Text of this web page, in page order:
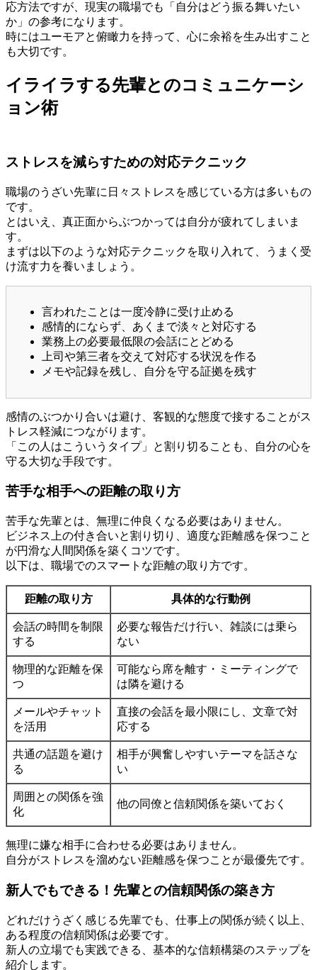
応方法ですが、現実の職場でも「自分はどう振る舞いたい
か」の参考になります。
時にはユーモアと俯瞰力を持って、心に余裕を生み出すこと
も大切です。
イライラする先輩とのコミュニケーシ
ョン術
ストレスを減らすための対応テクニック
職場のうざい先輩に日々ストレスを感じている方は多いもの
です。
とはいえ、真正面からぶつかっては自分が疲れてしまいま
す。
まずは以下のような対応テクニックを取り入れて、うまく受
け流す力を養いましょう。
言われたことは一度冷静に受け止める
感情的にならず、あくまで淡々と対応する
業務上の必要最低限の会話にとどめる
上司や第三者を交えて対応する状況を作る
メモや記録を残し、自分を守る証拠を残す
感情のぶつかり合いは避け、客観的な態度で接することがス
トレス軽減につながります。
「この人はこういうタイプ」と割り切ることも、自分の心を
守る大切な手段です。
苦手な相手への距離の取り方
苦手な先輩とは、無理に仲良くなる必要はありません。
ビジネス上の付き合いと割り切り、適度な距離感を保つこと
が円滑な人間関係を築くコツです。
以下は、職場でのスマートな距離の取り方です。
距離の取り方 具体的な行動例
会話の時間を制限
する
必要な報告だけ行い、雑談には乗ら
ない
物理的な距離を保
つ
可能なら席を離す・ミーティングで
は隣を避ける
メールやチャット
を活用
直接の会話を最小限にし、文章で対
応する
共通の話題を避け
る
相手が興奮しやすいテーマを話さな
い
周囲との関係を強
化
他の同僚と信頼関係を築いておく
無理に嫌な相手に合わせる必要はありません。
自分がストレスを溜めない距離感を保つことが最優先です。
新人でもできる！先輩との信頼関係の築き方
どれだけうざく感じる先輩でも、仕事上の関係が続く以上、
ある程度の信頼関係は必要です。
新人の立場でも実践できる、基本的な信頼構築のステップを
紹介します。